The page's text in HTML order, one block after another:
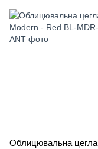
Облицювальна цегла